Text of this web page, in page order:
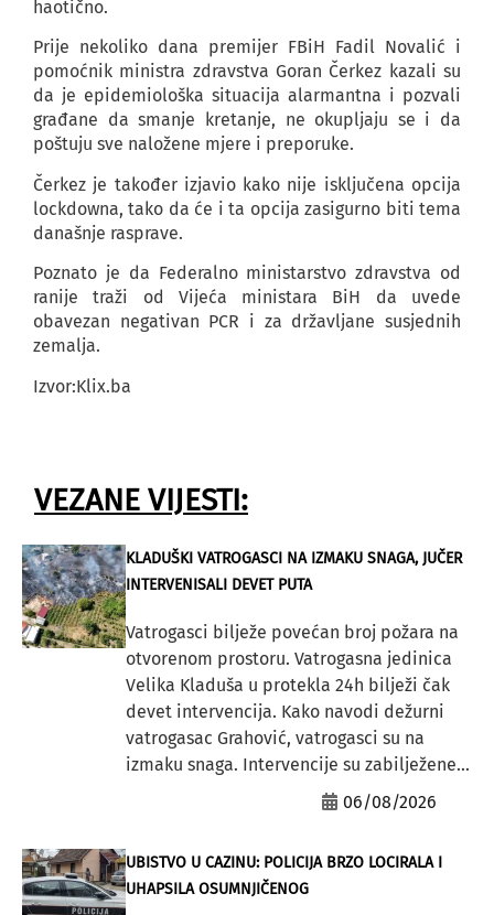
haotično.
Prije nekoliko dana premijer FBiH Fadil Novalić i
pomoćnik ministra zdravstva Goran Čerkez kazali su
da je epidemiološka situacija alarmantna i pozvali
građane da smanje kretanje, ne okupljaju se i da
poštuju sve naložene mjere i preporuke.
Čerkez je također izjavio kako nije isključena opcija
lockdowna, tako da će i ta opcija zasigurno biti tema
današnje rasprave.
Poznato je da Federalno ministarstvo zdravstva od
ranije traži od Vijeća ministara BiH da uvede
obavezan negativan PCR i za državljane susjednih
zemalja.
Izvor:Klix.ba
VEZANE VIJESTI:
KLADUŠKI VATROGASCI NA IZMAKU SNAGA, JUČER
INTERVENISALI DEVET PUTA
Vatrogasci bilježe povećan broj požara na
otvorenom prostoru. Vatrogasna jedinica
Velika Kladuša u protekla 24h bilježi čak
devet intervencija. Kako navodi dežurni
vatrogasac Grahović, vatrogasci su na
izmaku snaga. Intervencije su zabilježene...
06/08/2026
UBISTVO U CAZINU: POLICIJA BRZO LOCIRALA I
UHAPSILA OSUMNJIČENOG